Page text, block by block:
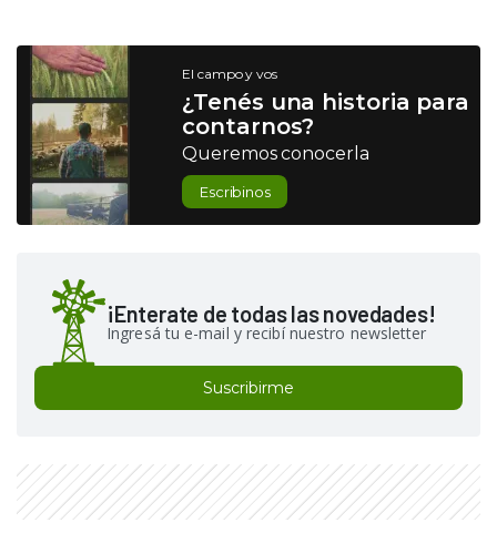
El campo y vos
¿Tenés una historia para
contarnos?
Queremos conocerla
Escribinos
¡Enterate de todas las novedades!
Ingresá tu e-mail y recibí nuestro newsletter
Suscribirme